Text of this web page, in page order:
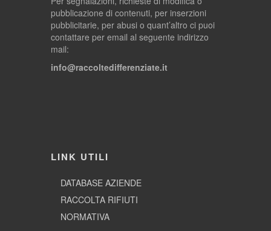
pubblicazione di contenuti, per inserzioni
pubblicitarie, per abusi o quant’altro ci puoi
contattare per email al seguente indirizzo
mail:
info@raccoltedifferenziate.it
LINK UTILI
DATABASE AZIENDE
RACCOLTA RIFIUTI
NORMATIVA